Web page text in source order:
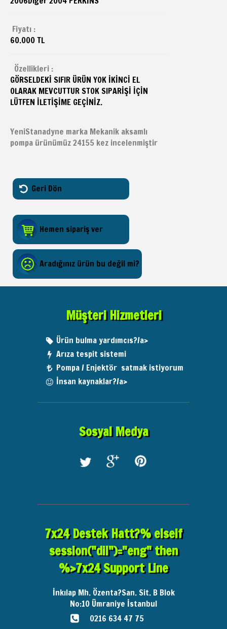
Fiyatı :
60.000 TL
Özellikleri :
GÖRSELDEKİ SIFIR ÜRÜN YOK İKİNCİ EL
OLARAK MEVCUTTUR STOK SIPARİŞİ İÇİN
LÜTFEN İLETİŞİME GEÇİNİZ.
YeniStanadyne marka Mekanik aksamlı
pompa ürünümüz 24155 kez incelenmiştir
Geri Dön
Hemen sipariş ver
Aradığınız ürün bu değil mi?
Müşteri Hizmetleri
Ürün bulma yardımcıs?/a>
Arıza tespit sistemi
Pompa / Enjektör satmak istiyorum
İnsan kaynaklar?/a>
Sosyal Medya
7x24 Destek Hatt?% elseif
session("dil")="eng" then
%>7x24 Support Line
İnkılap Mh. Özenta?San. Sit. B Blok
No:10 Ümraniye İstanbul
0216 634 47 75